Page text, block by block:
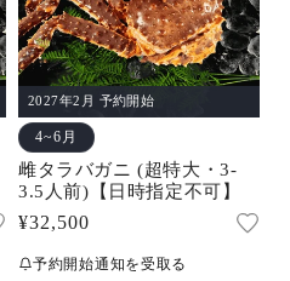
2027年2月 予約開始
4~6月
雌タラバガニ (超特大・3-
3.5人前)【日時指定不可】
通
¥32,500
予約開始通知を受取る